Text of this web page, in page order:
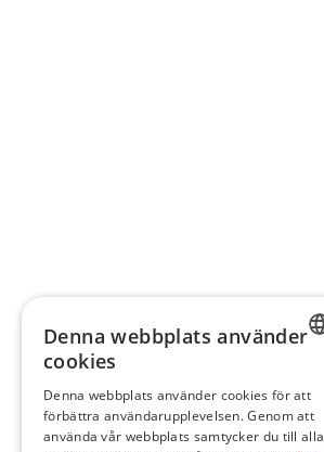
FINNISH
Denna webbplats använder
cookies
Denna webbplats använder cookies för att
förbättra användarupplevelsen. Genom att
använda vår webbplats samtycker du till alla